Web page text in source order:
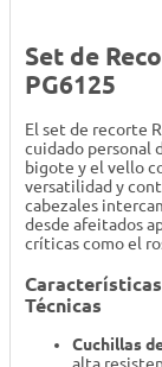
Set de
PG6125
El set de recorte
cuidado personal
bigote y el vello
versatilidad y
cabezales
desde afeitados
críticas como el
Técnicas
Cuchillas